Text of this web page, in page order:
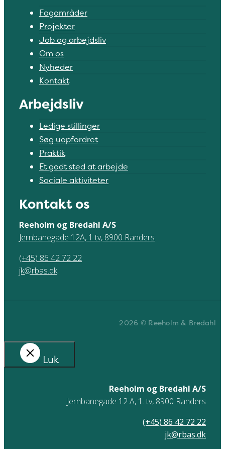
Fagområder
Projekter
Job og arbejdsliv
Om os
Nyheder
Kontakt
Arbejdsliv
Ledige stillinger
Søg uopfordret
Praktik
Et godt sted at arbejde
Sociale aktiviteter
Kontakt os
Reeholm og Bredahl A/S
Jernbanegade 12A, 1 tv, 8900 Randers
(+45) 86 42 72 22
jk@rbas.dk
2026 © Reeholm & Bredahl
Luk
Reeholm og Bredahl A/S
Jernbanegade 12 A, 1. tv, 8900 Randers
(+45) 86 42 72 22
jk@rbas.dk